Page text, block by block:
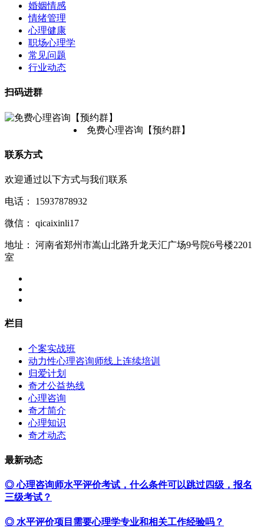
婚姻情感
情绪管理
心理健康
职场心理学
常见问题
行业动态
扫码进群
免费心理咨询【预约群】
联系方式
欢迎通过以下方式与我们联系
电话： 15937878932
微信： qicaixinli17
地址：
河南省郑州市嵩山北路升龙天汇广场9号院6号楼2201
室
栏目
个案实战班
动力性心理咨询师线上连续培训
归爱计划
奇才公益热线
心理咨询
奇才简介
心理知识
奇才动态
最新动态
◎ 心理咨询师水平评价考试，什么条件可以跳过四级，报名
三级考试？
◎ 水平评价项目需要心理学专业和相关工作经验吗？